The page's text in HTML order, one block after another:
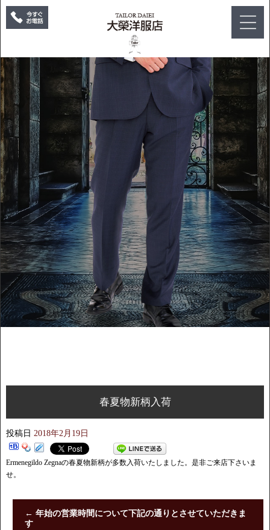
春夏物新柄入荷
投稿日 2018年2月19日
Ermenegildo Zegnaの春夏物新柄が多数入荷いたしました。是非ご来店下さいま
せ。
← 年始の営業時間について下記の通りとさせていただきま
す